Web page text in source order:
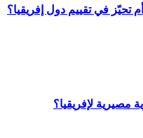
في تقييم دول إفريقيا؟
مصيرية لإفريقيا؟